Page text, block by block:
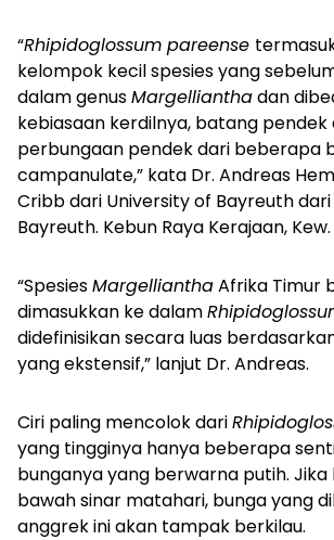
“Rhipidoglossum pareense
kelompok kecil spesies yang
dalam genusMargellianthadan
kebiasaan kerdilnya, batang pendek
perbungaan pendek dari beberapa
campanulate,” kata Dr. Andreas
Cribb dari University of Bayreuth
Bayreuth. Kebun Raya Kerajaan, Kew.
“SpesiesMargellianthaAfrika Timur
dimasukkan ke dalam
didefinisikan secara luas
yang ekstensif,” lanjut Dr. Andreas.
Ciri paling mencolok dari
yang tingginya hanya beberapa
bunganya yang berwarna putih. Jika
bawah sinar matahari, bunga yang
anggrek ini akan tampak berkilau.